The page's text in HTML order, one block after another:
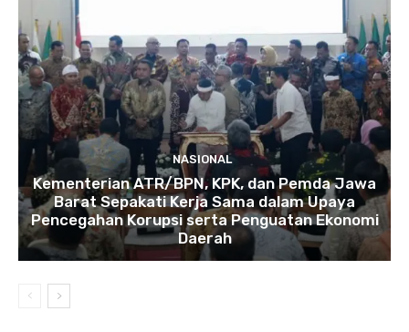
NASIONAL
Kementerian ATR/BPN, KPK, dan Pemda Jawa
Barat Sepakati Kerja Sama dalam Upaya
Pencegahan Korupsi serta Penguatan Ekonomi
Daerah